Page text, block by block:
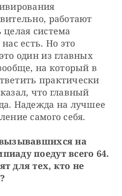
работают
система
есть. Но это
один из главных
на который в
практически
что главный
Надежда на лучшее
самого себя.
на
поедут всего 64.
для тех, кто не